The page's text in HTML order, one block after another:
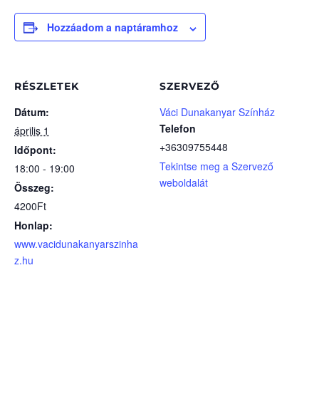
Hozzáadom a naptáramhoz
RÉSZLETEK
Dátum:
április 1
Időpont:
18:00 - 19:00
Összeg:
4200Ft
Honlap:
www.vacidunakanyarszinha
z.hu
SZERVEZŐ
Váci Dunakanyar Színház
Telefon
+36309755448
Tekintse meg a Szervező
weboldalát